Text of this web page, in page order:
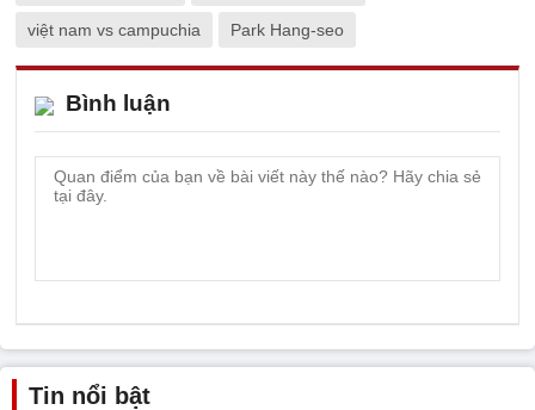
việt nam vs campuchia Park Hang-seo
Bình luận
Tin nổi bật